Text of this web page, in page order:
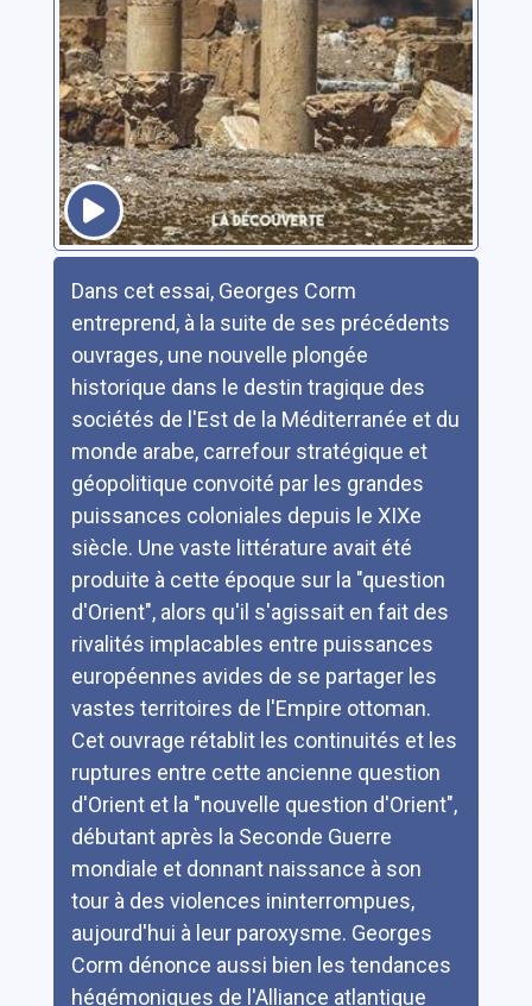
Dans cet essai, Georges Corm
entreprend, à la suite de ses précédents
ouvrages, une nouvelle plongée
historique dans le destin tragique des
sociétés de l'Est de la Méditerranée et du
monde arabe, carrefour stratégique et
géopolitique convoité par les grandes
puissances coloniales depuis le XIXe
siècle. Une vaste littérature avait été
produite à cette époque sur la "question
d'Orient", alors qu'il s'agissait en fait des
rivalités implacables entre puissances
européennes avides de se partager les
vastes territoires de l'Empire ottoman.
Cet ouvrage rétablit les continuités et les
ruptures entre cette ancienne question
d'Orient et la "nouvelle question d'Orient",
débutant après la Seconde Guerre
mondiale et donnant naissance à son
tour à des violences ininterrompues,
aujourd'hui à leur paroxysme. Georges
Corm dénonce aussi bien les tendances
hégémoniques de l'Alliance atlantique